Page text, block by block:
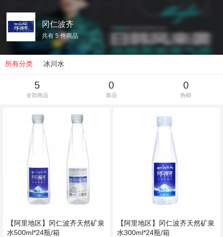
冈仁波齐
共有 5 件商品
所有分类 冰川水
5
全部商品
0
新品
0
热销
【阿里地区】冈仁波齐天然矿泉
水500ml*24瓶/箱
【阿里地区】冈仁波齐天然矿泉
水300ml*24瓶/箱